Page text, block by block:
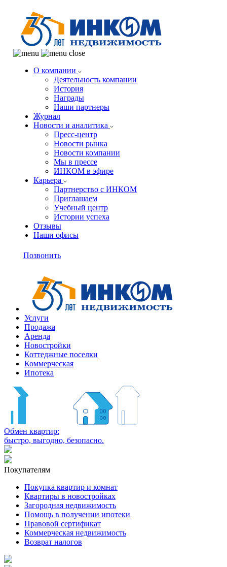
О компании
Деятельность компании
История
Награды
Наши партнеры
Журнал
Новости и аналитика
Пресс-центр
Новости рынка
Новости компании
Мы в прессе
ИНКОМ в эфире
Карьера
Партнерство с ИНКОМ
Приглашаем
Учебный центр
Истории успеха
Отзывы
Наши офисы
Позвонить
Услуги
Продажа
Аренда
Новостройки
Коттеджные поселки
Коммерческая
Ипотека
Обмен квартир:
быстро, выгодно, безопасно.
Покупателям
Покупка квартир и комнат
Квартиры в новостройках
Загородная недвижимость
Помощь в получении ипотеки
Правовой сертификат
Коммерческая недвижимость
Возврат налогов